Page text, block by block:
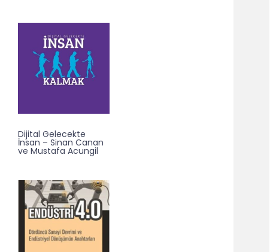
Dijital Gelecekte
İnsan – Sinan Canan
ve Mustafa Acungil